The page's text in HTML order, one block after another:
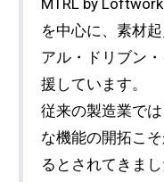
MTRL by
を中心に、素材
アル・ドリブン
援しています。
従来の製造業で
な機能の開拓こ
るとされてきま